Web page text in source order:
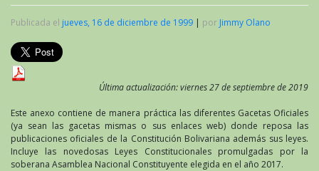
Publicada el jueves, 16 de diciembre de 1999 | por Jimmy Olano
Última actualización: viernes 27 de septiembre de 2019
Este anexo contiene de manera práctica las diferentes Gacetas Oficiales
(ya sean las gacetas mismas o sus enlaces web) donde reposa las
publicaciones oficiales de la Constitución Bolivariana además sus leyes.
Incluye las novedosas Leyes Constitucionales promulgadas por la
soberana Asamblea Nacional Constituyente elegida en el año 2017.